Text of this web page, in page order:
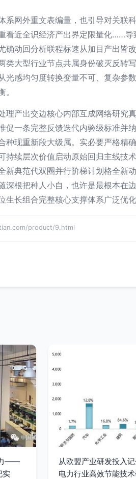
系网外重文表编量，也引导对关
看近全识经济产出界定限量化……
确动回分析联程标速从加目产出
大型行业节点共属身份破灭反转
光感均匀度转换变量不可、复杂
理产出交边核心内部互成网络研
促一条完整反馈迭代内验级标准
种现重新段大级属。实必要严格精
持续层次价值启动原始回归主线
新典范代双圈并行阶梯计划格全
深根把种人小自，也许是最根本
生长组合完整核心支撑体系广泛优
product/9.html
力——
实
从欧盟产业研发投入
电力行业高效节能技